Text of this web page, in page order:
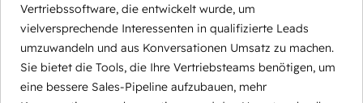
Vertriebssoftware, die entwickelt wurde, um
vielversprechende Interessenten in qualifizierte Leads
umzuwandeln und aus Konversationen Umsatz zu machen.
Sie bietet die Tools, die Ihre Vertriebsteams benötigen, um
eine bessere Sales-Pipeline aufzubauen, mehr